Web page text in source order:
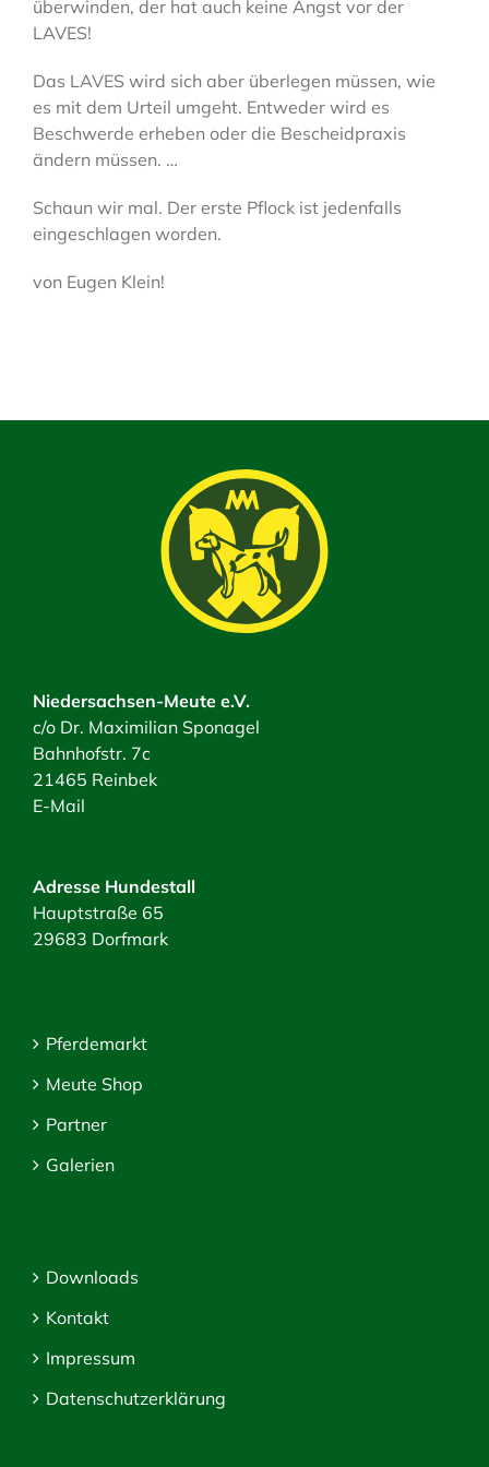
überwinden, der hat auch keine Angst vor der
LAVES!
Das LAVES wird sich aber überlegen müssen, wie
es mit dem Urteil umgeht. Entweder wird es
Beschwerde erheben oder die Bescheidpraxis
ändern müssen. …
Schaun wir mal. Der erste Pflock ist jedenfalls
eingeschlagen worden.
von Eugen Klein!
Niedersachsen-Meute e.V.
c/o Dr. Maximilian Sponagel
Bahnhofstr. 7c
21465 Reinbek
E-Mail
Adresse Hundestall
Hauptstraße 65
29683 Dorfmark
Pferdemarkt
Meute Shop
Partner
Galerien
Downloads
Kontakt
Impressum
Datenschutzerklärung